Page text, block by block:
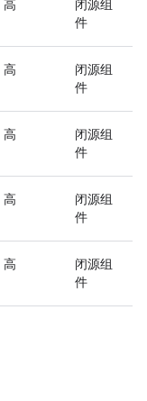
高
闭源组
件
高
闭源组
件
高
闭源组
件
高
闭源组
件
高
闭源组
件